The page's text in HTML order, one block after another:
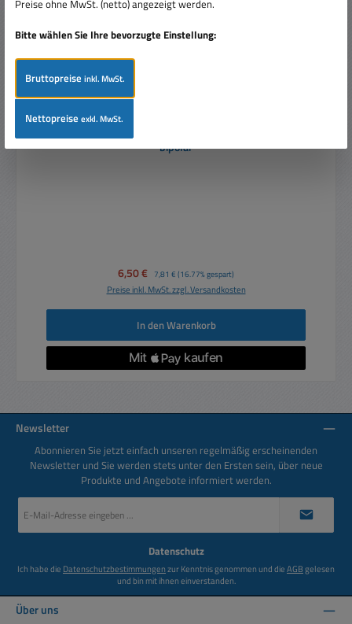
470uF Tonelko 63V axial Kondensator 25x37mm
bipolar
Verkaufspreis:
6,50 € Regulärer Preis:
7,81 € (16.77% gespart)
Preise inkl. MwSt. zzgl. Versandkosten
In den Warenkorb
Newsletter
Abonnieren Sie jetzt einfach unseren regelmäßig erscheinenden
Newsletter und Sie werden stets unter den Ersten sein, über neue
Produkte und Angebote informiert werden.
Mail-
Datenschutz
Ich habe die Datenschutzbestimmungenzur Kenntnis genommen und dieAGBgelesen
und bin mit ihnen einverstanden.
Über uns
Preise ohne MwSt. (netto) angezeigt werden.
Bitte wählen Sie Ihre bevorzugte Einstellung:
Bruttopreiseinkl. MwSt.
Nettopreiseexkl. MwSt.